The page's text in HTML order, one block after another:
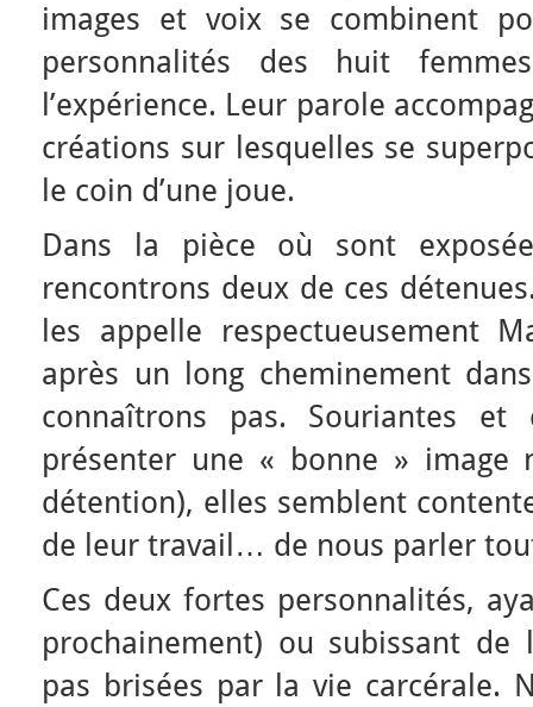
images et voix se combinent
personnalités des huit
l’expérience. Leur parole
créations sur lesquelles se
le coin d’une joue.
Dans la pièce où sont
rencontrons deux de ces
les appelle respectueusement
après un long cheminement
connaîtrons pas. Souriantes
présenter une « bonne » image
détention), elles semblent
de leur travail… de nous parler
Ces deux fortes personnalités,
prochainement) ou subissant de
pas brisées par la vie carcérale.